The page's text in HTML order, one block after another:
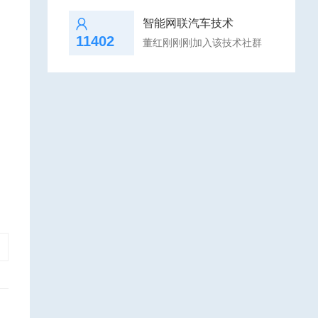
11402
智能网联汽车技术
董红刚刚刚加入该技术社群